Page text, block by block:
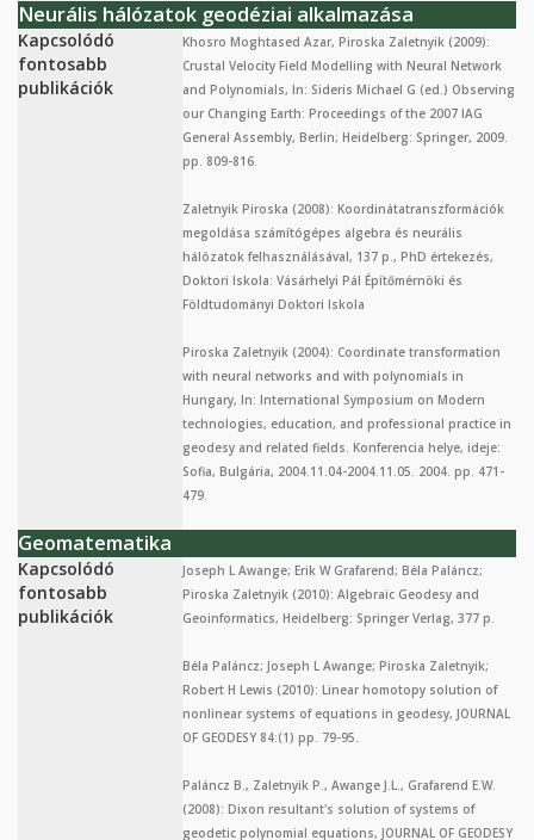
Neurális hálózatok geodéziai alkalmazása
Kapcsolódó
fontosabb
publikációk
Khosro Moghtased Azar, Piroska Zaletnyik (2009):
Crustal Velocity Field Modelling with Neural Network
and Polynomials, In: Sideris Michael G (ed.) Observing
our Changing Earth: Proceedings of the 2007 IAG
General Assembly, Berlin; Heidelberg: Springer, 2009.
pp. 809-816.
Zaletnyik Piroska (2008): Koordinátatranszformációk
megoldása számítógépes algebra és neurális
hálózatok felhasználásával, 137 p., PhD értekezés,
Doktori Iskola: Vásárhelyi Pál Építőmérnöki és
Földtudományi Doktori Iskola
Piroska Zaletnyik (2004): Coordinate transformation
with neural networks and with polynomials in
Hungary, In: International Symposium on Modern
technologies, education, and professional practice in
geodesy and related fields. Konferencia helye, ideje:
Sofia, Bulgária, 2004.11.04-2004.11.05. 2004. pp. 471-
479.
Geomatematika
Kapcsolódó
fontosabb
publikációk
Joseph L Awange; Erik W Grafarend; Béla Paláncz;
Piroska Zaletnyik (2010): Algebraic Geodesy and
Geoinformatics, Heidelberg: Springer Verlag, 377 p.
Béla Paláncz; Joseph L Awange; Piroska Zaletnyik;
Robert H Lewis (2010): Linear homotopy solution of
nonlinear systems of equations in geodesy, JOURNAL
OF GEODESY 84:(1) pp. 79-95.
Paláncz B., Zaletnyik P., Awange J.L., Grafarend E.W.
(2008): Dixon resultant's solution of systems of
geodetic polynomial equations, JOURNAL OF GEODESY